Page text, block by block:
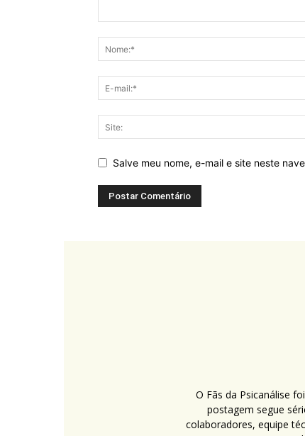
Salve meu nome, e-mail e site neste
O Fãs da Psicanálise
postagem segue
colaboradores, equipe